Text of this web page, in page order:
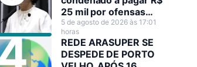
25 mil por ofensas
raciais contra Sílvia
Cristina
5 de agosto de 2026 às 17:01
horas
REDE ARASUPER SE
DESPEDE DE PORTO